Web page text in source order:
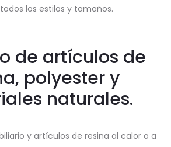
los estilos y tamaños.
de artículos de
polyester y
naturales.
y artículos de resina al calor o a